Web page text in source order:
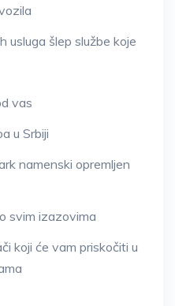
usluga šlep službe koje
vas
u Srbiji
namenski opremljen
svim izazovima
koji će vam priskočiti u